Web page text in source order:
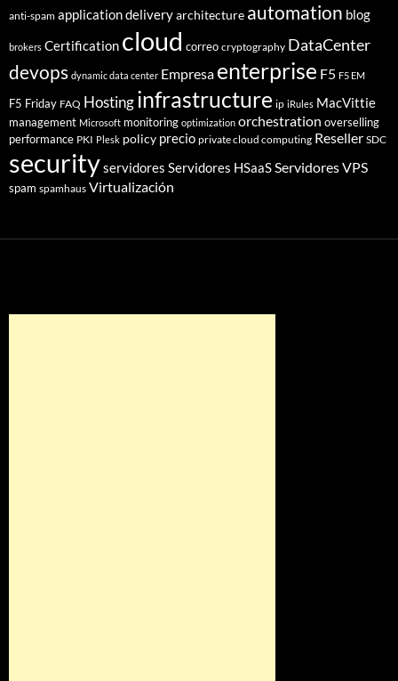
anti-spam application deliveryarchitecture automation blog
brokers Certification cloud correo cryptography DataCenter
devops dynamic data center Empresa enterprise F5 F5 EM
F5 Friday FAQ Hostinginfrastructure ip iRules MacVittie
management Microsoft monitoring optimization orchestration overselling
performance PKI Plesk policy precio private cloud computing Reseller SDC
securityservidores Servidores HSaaSServidores VPS
spam spamhaus Virtualización